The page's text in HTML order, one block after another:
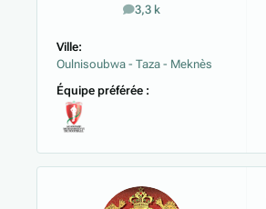
3,3 k
messages
Ville:
Oulnisoubwa - Taza - Meknès
Équipe préférée :